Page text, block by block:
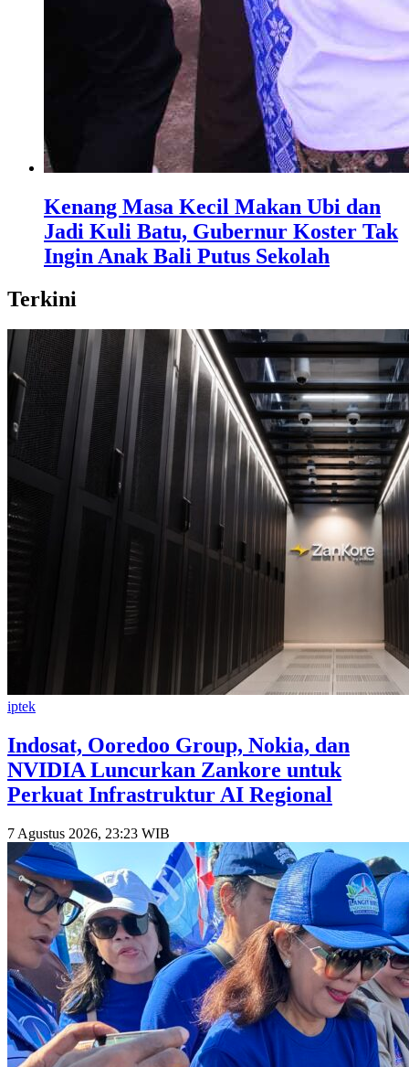
Kenang Masa Kecil Makan Ubi dan
Jadi Kuli Batu, Gubernur Koster Tak
Ingin Anak Bali Putus Sekolah
Terkini
iptek
Indosat, Ooredoo Group, Nokia, dan
NVIDIA Luncurkan Zankore untuk
Perkuat Infrastruktur AI Regional
7 Agustus 2026, 23:23 WIB